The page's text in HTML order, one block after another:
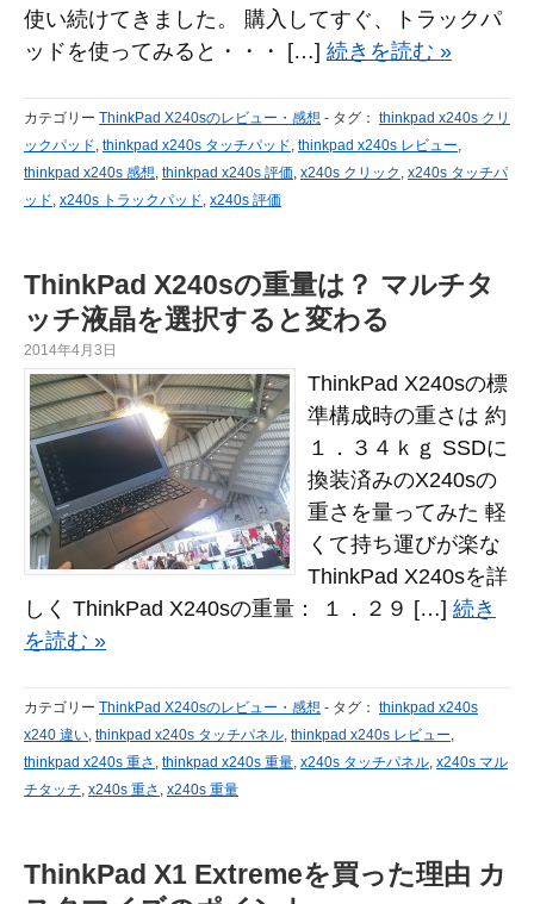
使い続けてきました。 購入してすぐ、トラックパ
ッドを使ってみると・・・ […] 続きを読む »
カテゴリー ThinkPad X240sのレビュー・感想 - タグ： thinkpad x240s クリ
ックパッド, thinkpad x240s タッチパッド, thinkpad x240s レビュー,
thinkpad x240s 感想, thinkpad x240s 評価, x240s クリック , x240s タッチパ
ッド, x240s トラックパッド, x240s 評価
ThinkPad X240sの重量は？ マルチタ
ッチ液晶を選択すると変わる
2014年4月3日
ThinkPad X240sの標
準構成時の重さは 約
１．３４ｋｇ SSDに
換装済みのX240sの
重さを量ってみた 軽
くて持ち運びが楽な
ThinkPad X240sを詳
しく ThinkPad X240sの重量： １．２９ […] 続き
を読む »
カテゴリー ThinkPad X240sのレビュー・感想 - タグ： thinkpad x240s
x240 違い, thinkpad x240s タッチパネル, thinkpad x240s レビュー,
thinkpad x240s 重さ , thinkpad x240s 重量, x240s タッチパネル, x240s マル
チタッチ, x240s 重さ , x240s 重量
ThinkPad X1 Extremeを買った理由 カ